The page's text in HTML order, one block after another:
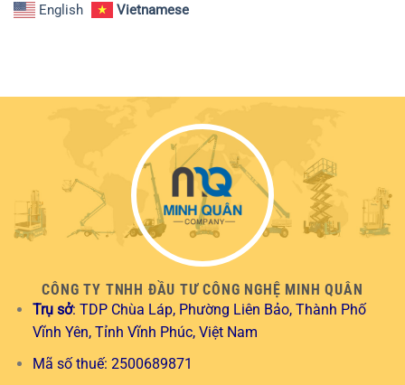
English Vietnamese
CÔNG TY TNHH ĐẦU TƯ CÔNG NGHỆ MINH QUÂN
Trụ sở: TDP Chùa Láp, Phường Liên Bảo, Thành Phố
Vĩnh Yên, Tỉnh Vĩnh Phúc, Việt Nam
Mã số thuế: 2500689871